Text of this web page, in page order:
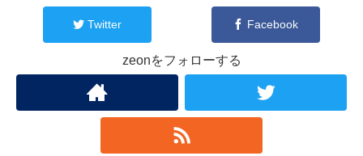
Twitter Facebook
zeonをフォローする